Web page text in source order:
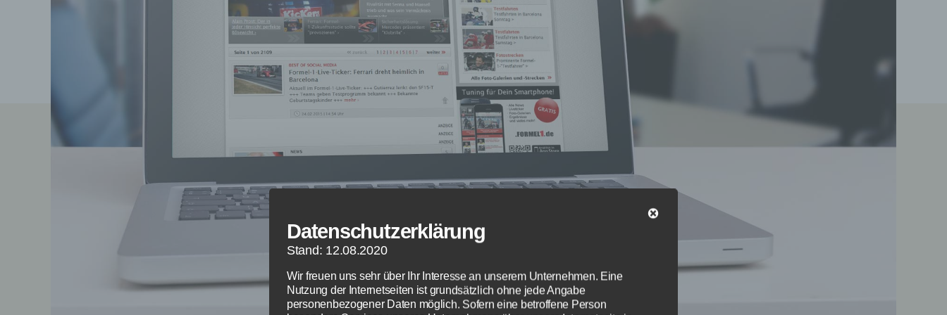
Datenschutzerklärung
Stand: 12.08.2020
Wir freuen uns sehr über Ihr Interesse an unserem Unternehmen. Eine
Nutzung der Internetseiten ist grundsätzlich ohne jede Angabe
personenbezogener Daten möglich. Sofern eine betroffene Person